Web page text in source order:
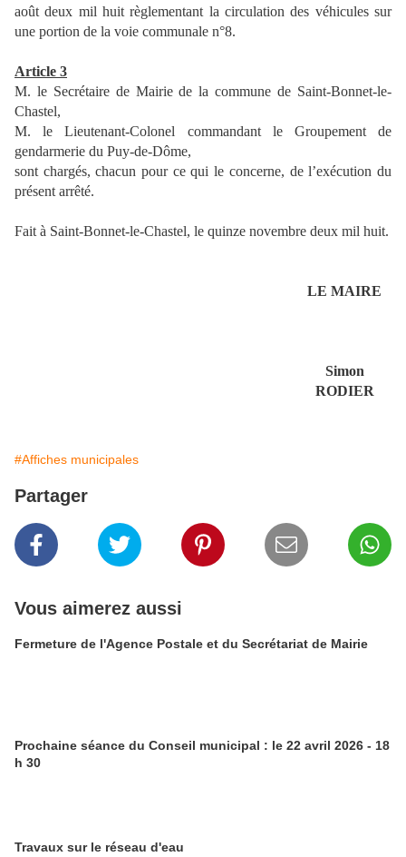
août deux mil huit règlementant la circulation des véhicules sur
une portion de la voie communale n°8.
Article 3
M. le Secrétaire de Mairie de la commune de Saint-Bonnet-le-
Chastel,
M. le Lieutenant-Colonel commandant le Groupement de
gendarmerie du Puy-de-Dôme,
sont chargés, chacun pour ce qui le concerne, de l’exécution du
présent arrêté.
Fait à Saint-Bonnet-le-Chastel, le quinze novembre deux mil huit.
LE MAIRE
Simon
RODIER
#Affiches municipales
Partager
Vous aimerez aussi
Fermeture de l'Agence Postale et du Secrétariat de Mairie
Prochaine séance du Conseil municipal : le 22 avril 2026 - 18
h 30
Travaux sur le réseau d'eau